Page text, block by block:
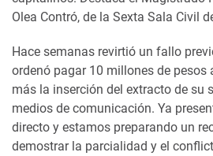
Olea Contró, de la Sexta Sala Civil
Hace semanas revirtió un fallo
ordenó pagar 10 millones de pesos
más la inserción del extracto de su
medios de comunicación. Ya
directo y estamos preparando un
demostrar la parcialidad y el